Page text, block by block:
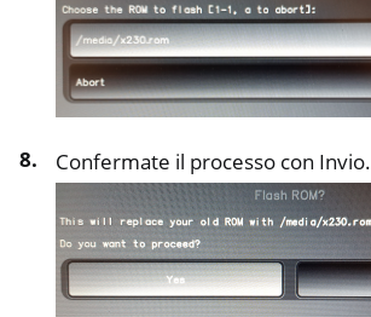
Confermate il processo con Invio.